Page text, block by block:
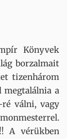
Könyvek
borzalmait
tizenhárom
megtalálnia a
válni, vagy
A vérükben